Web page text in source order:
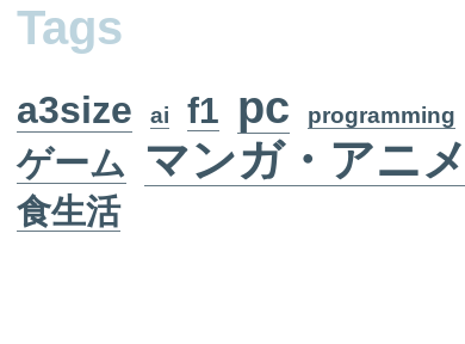
Tags
a3size ai f1 pc programming
ゲーム マンガ・アニメ
食生活